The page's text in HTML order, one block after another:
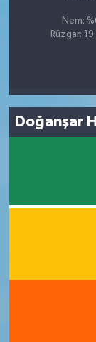
Nem:
Rüzgar:
Doğanşar